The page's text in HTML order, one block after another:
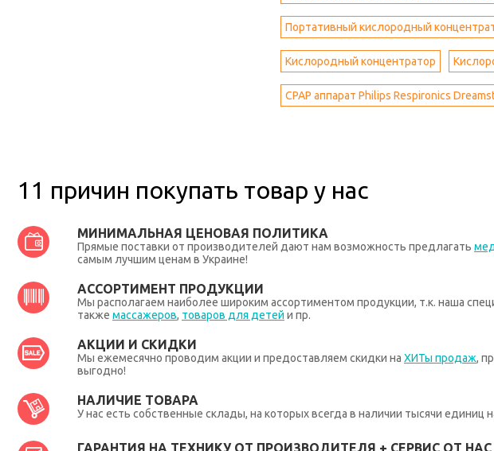
Портативный кислородный
Кислородный концентратор
CPAP аппарат Philips Respironics
11 причин покупать товар у нас
МИНИМАЛЬНАЯ ЦЕНОВАЯ ПОЛИТИКА
Прямые поставки от производителей дают нам возможность предлагать
самым лучшим ценам в Украине!
АССОРТИМЕНТ ПРОДУКЦИИ
Мы располагаем наиболее широким ассортиментом продукции, т.к. наша
также массажеров, товаров для детей и пр.
АКЦИИ И СКИДКИ
Мы ежемесячно проводим акции и предоставляем скидки на ХИТы продаж,
выгодно!
НАЛИЧИЕ ТОВАРА
У нас есть собственные склады, на которых всегда в наличии тысячи
ГАРАНТИЯ НА ТЕХНИКУ ОТ ПРОИЗВОДИТЕЛЯ + СЕРВИС ОТ НАС